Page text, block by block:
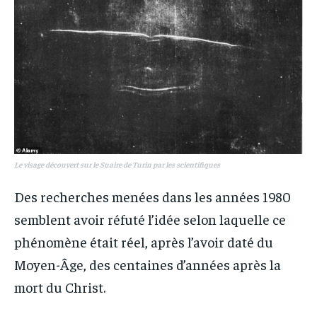
Le visage découvert sur le Suaire de Turin par les scientifiques
Des recherches menées dans les années 1980
semblent avoir réfuté l’idée selon laquelle ce
phénomène était réel, après l’avoir daté du
Moyen-Âge, des centaines d’années après la
mort du Christ.